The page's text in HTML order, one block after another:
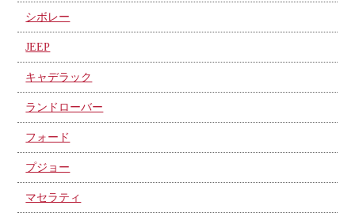
シボレー
JEEP
キャデラック
ランドローバー
フォード
プジョー
マセラティ